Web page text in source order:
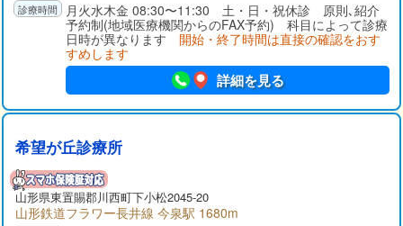
月火水木金 08:30〜11:30 土・日・祝休診 原則､紹介
予約制(地域医療機関からのFAX予約) 科目によって診療
日時が異なります 開始・終了時間は直接の確認をおす
すめします
詳細を見る
希望が丘診療所
山形県東置賜郡川西町下小松2045-20
山形鉄道フラワー長井線 今泉駅 1680m